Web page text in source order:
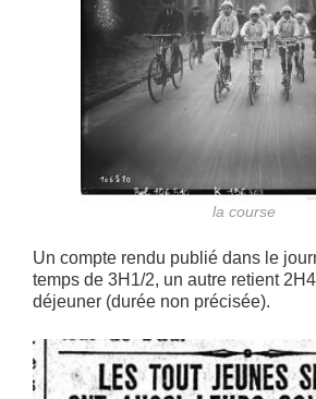
la course
Un compte rendu publié dans le
temps de 3H1/2, un autre retient
déjeuner (durée non précisée).